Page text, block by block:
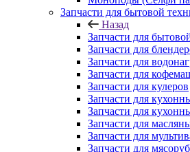
Запчасти для бытовой
Назад
Запчасти для
Запчасти для
Запчасти для
Запчасти для
Запчасти для кулеров
Запчасти для
Запчасти для
Запчасти для
Запчасти для
Запчасти для